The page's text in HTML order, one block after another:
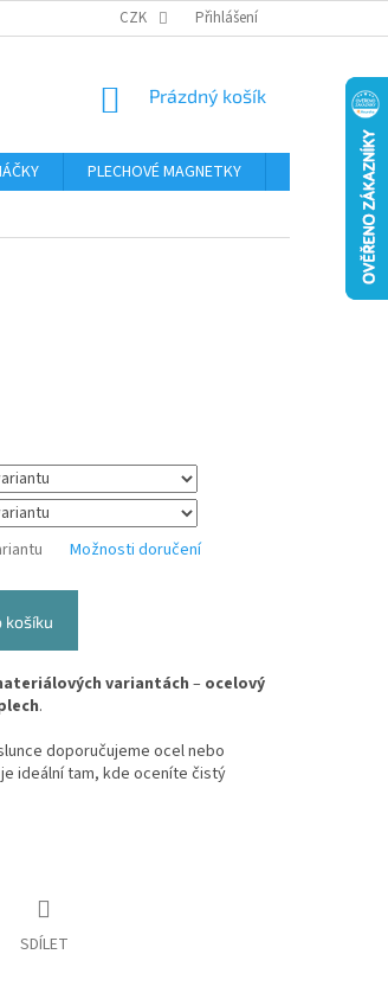
CZK Přihlášení
NÁKUPNÍ
Prázdný košík
PLECHOVÉ MAGNETKY
ČÍSLA
Možnosti doručení
košíku
variantách – ocelový
.
doporučujeme ocel nebo
ideální tam, kde oceníte čistý
SDÍLET